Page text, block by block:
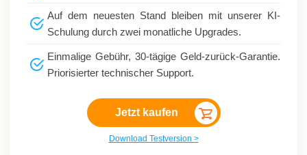
Auf dem neuesten Stand bleiben mit unserer KI-
Schulung durch zwei monatliche Upgrades.
Einmalige Gebühr, 30-tägige Geld-zurück-Garantie.
Priorisierter technischer Support.
Jetzt kaufen
Download Testversion >